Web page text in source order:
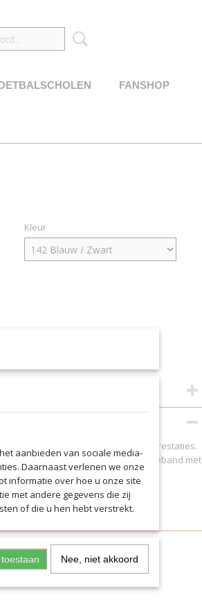
FANSHOP
Kleur
7405
kenmerken en hoge isolatieprestaties.
- Verstelbare tailleband met
voering
aanbieden van sociale media-
Daarnaast verlenen we onze
informatie over hoe u onze site
met andere gegevens die zij
of die u hen hebt verstrekt.
Nee, niet akkoord